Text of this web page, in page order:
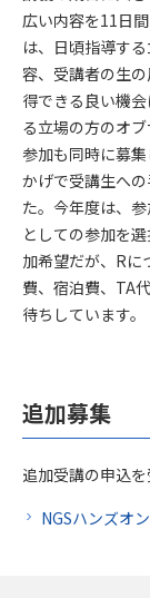
広い内容を11日
は、日頃指導す
容、受講者の生
得できる良い機
る立場の方のオ
参加も同時に募
かげで受講生へ
た。今年度は、
としての参加を
加希望だが、Rに
費、宿泊費、TA
待ちしています。
追加募集
追加受講の申込を
NGSハンズオ